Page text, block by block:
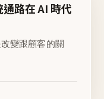
路在 AI 時代
變跟顧客的關